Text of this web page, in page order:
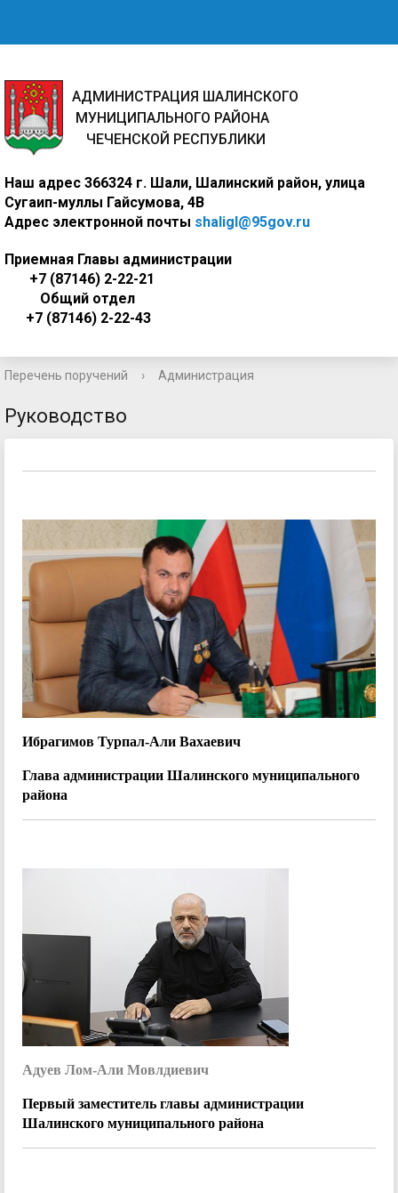
АДМИНИСТРАЦИЯ ШАЛИНСКОГО
МУНИЦИПАЛЬНОГО РАЙОНА
ЧЕЧЕНСКОЙ РЕСПУБЛИКИ
Наш адрес 366324 г. Шали, Шалинский район, улица
Сугаип-муллы Гайсумова, 4В
Адрес электронной почты shaligl@95gov.ru
Приемная Главы администрации
+7 (87146) 2-22-21
Общий отдел
+7 (87146) 2-22-43
Перечень поручений › Администрация
Руководство
Ибрагимов Турпал-Али Вахаевич
Глава администрации Шалинского муниципального
района
Адуев Лом-Али Мовлдиевич
Первый заместитель главы администрации
Шалинского муниципального района